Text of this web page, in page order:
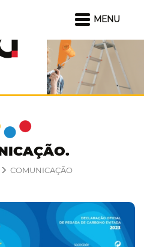
MENU
COMUNICAÇÃO